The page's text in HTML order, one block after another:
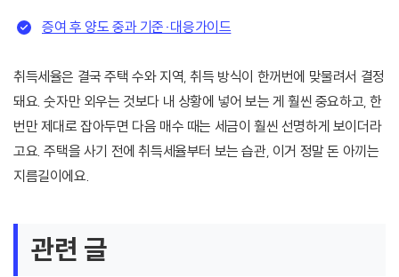
증여 후 양도 중과 기준·대응가이드
취득세율은 결국 주택 수와 지역, 취득 방식이 한꺼번에 맞물려서 결정
돼요. 숫자만 외우는 것보다 내 상황에 넣어 보는 게 훨씬 중요하고, 한
번만 제대로 잡아두면 다음 매수 때는 세금이 훨씬 선명하게 보이더라
고요. 주택을 사기 전에 취득세율부터 보는 습관, 이거 정말 돈 아끼는
지름길이에요.
관련 글